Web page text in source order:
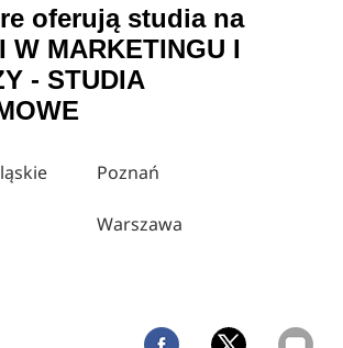
oferują studia na
W MARKETINGU I
- STUDIA
Poznań
Warszawa